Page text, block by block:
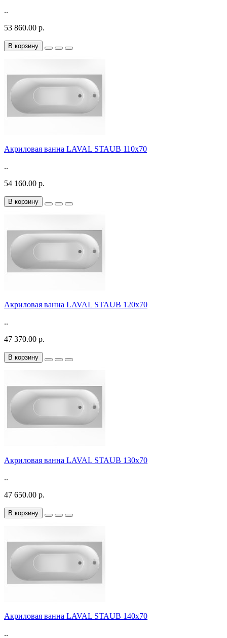
..
53 860.00 р.
В корзину
Акриловая ванна LAVAL STAUB 110х70
..
54 160.00 р.
В корзину
Акриловая ванна LAVAL STAUB 120х70
..
47 370.00 р.
В корзину
Акриловая ванна LAVAL STAUB 130х70
..
47 650.00 р.
В корзину
Акриловая ванна LAVAL STAUB 140х70
..